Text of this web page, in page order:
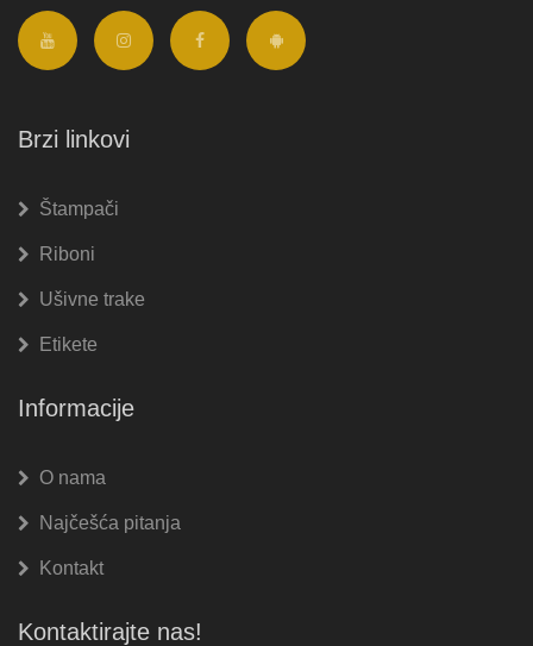
Brzi linkovi
Štampači
Riboni
Ušivne trake
Etikete
Informacije
O nama
Najčešća pitanja
Kontakt
Kontaktirajte nas!